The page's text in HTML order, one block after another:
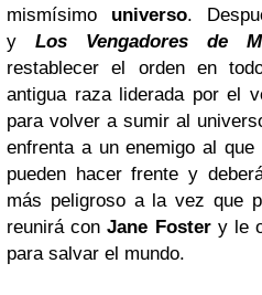
mismísimo universo.
y Los Vengadores de
restablecer el orden en
antigua raza liderada por el
para volver a sumir al
enfrenta a un enemigo al
pueden hacer frente y
más peligroso a la vez que
reunirá conJane Fostery le
para salvar el mundo.